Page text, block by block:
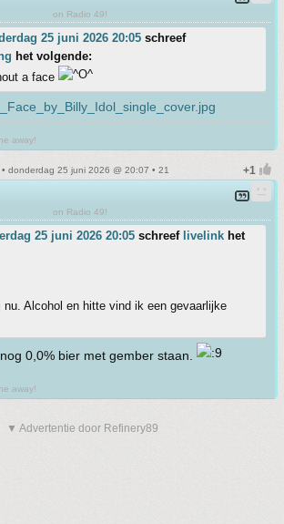
on Radio 49!
25 juni 2026 20:05 schreef
het volgende:
a face
away!
• donderdag 25 juni 2026 @ 20:07 • 21
on Radio 49!
25 juni 2026 20:05 schreef livelink het
Alcohol en hitte vind ik een gevaarlijke
0,0% bier met gember staan.
away!
▼ Advertentie door Refinery89